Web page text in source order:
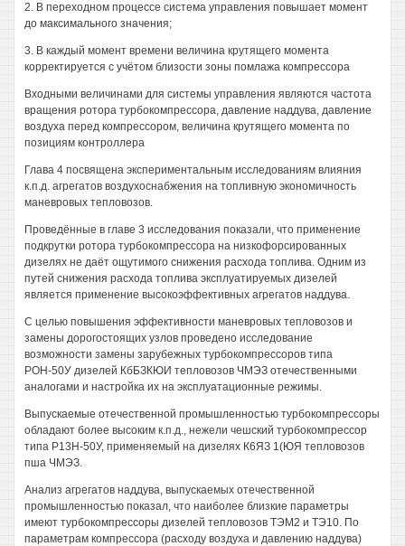
2. В переходном процессе система управления повышает момент
до максимального значения;
3. В каждый момент времени величина крутящего момента
корректируется с учётом близости зоны помлажа компрессора
Входными величинами для системы управления являются частота
вращения ротора турбокомпрессора, давление наддува, давление
воздуха перед компрессором, величина крутящего момента по
позициям контроллера
Глава 4 посвящена экспериментальным исследованиям влияния
к.п.д. агрегатов воздухоснабжения на топливную экономичность
маневровых тепловозов.
Проведённые в главе 3 исследования показали, что применение
подкрутки ротора турбокомпрессора на низкофорсированных
дизелях не даёт ощутимого снижения расхода топлива. Одним из
путей снижения расхода топлива эксплуатируемых дизелей
является применение высокоэффективных агрегатов наддува.
С целью повышения эффективности маневровых тепловозов и
замены дорогостоящих узлов проведено исследование
возможности замены зарубежных турбокомпрессоров типа
РОН-50У дизелей КбБЗКЮИ тепловозов ЧМЭЗ отечественными
аналогами и настройка их на эксплуатационные режимы.
Выпускаемые отечественной промышленностью турбокомпрессоры
обладают более высоким к.п.д., нежели чешский турбокомпрессор
типа Р13Н-50У, применяемый на дизелях К6ЯЗ 1(ЮЯ тепловозов
пша ЧМЭЗ.
Анализ агрегатов наддува, выпускаемых отечественной
промышленностью показал, что наиболее близкие параметры
имеют турбокомпрессоры дизелей тепловозов ТЭМ2 и ТЭ10. По
параметрам компрессора (расходу воздуха и давлению наддува)